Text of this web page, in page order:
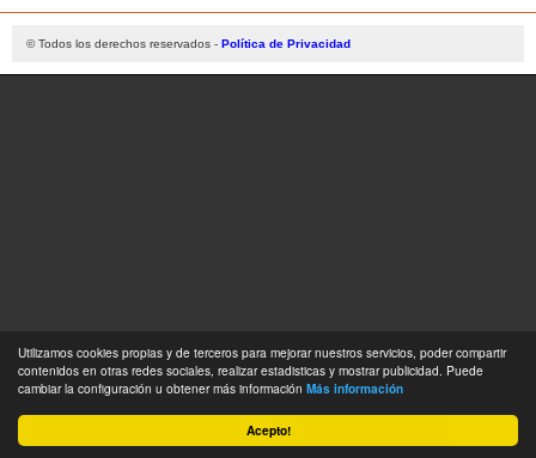
Acepto!
Utilizamos cookies propias y de terceros para mejorar nuestros servicios, poder compartir
contenidos en otras redes sociales, realizar estadisticas y mostrar publicidad. Puede
cambiar la configuración u obtener más información Más información
© Todos los derechos reservados - Política de Privacidad